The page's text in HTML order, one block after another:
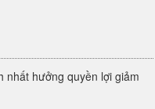
nhất hưởng quyền lợi giảm